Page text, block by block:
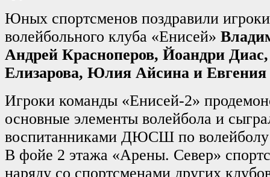
Юных спортсменов поздравили
волейбольного клуба «Енисей»
Андрей Красноперов, Йоандри
Елизарова, Юлия Айсина и
Игроки команды «Енисей-2»
основные элементы волейбола и
воспитанниками ДЮСШ по
В фойе 2 этажа «Арены. Север»
наряду со спортсменами других